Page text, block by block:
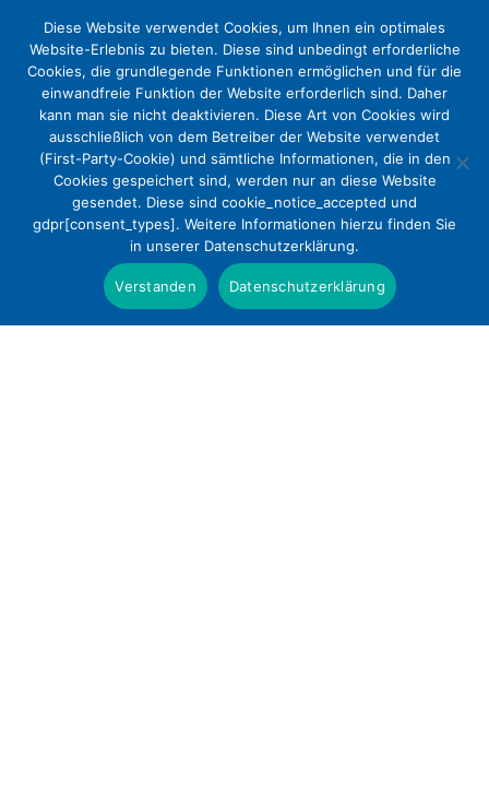
Welt-Frühgeborenen-Tag –
Versorgung von Frühchen sichern
Presse
Diese Website verwendet Cookies, um Ihnen ein optimales
Website-Erlebnis zu bieten. Diese sind unbedingt erforderliche
Cookies, die grundlegende Funktionen ermöglichen und für die
einwandfreie Funktion der Website erforderlich sind. Daher
kann man sie nicht deaktivieren. Diese Art von Cookies wird
ausschließlich von dem Betreiber der Website verwendet
(First-Party-Cookie) und sämtliche Informationen, die in den
Cookies gespeichert sind, werden nur an diese Website
gesendet. Diese sind cookie_notice_accepted und
gdpr[consent_types]. Weitere Informationen hierzu finden Sie
in unserer Datenschutzerklärung.
Verstanden Datenschutzerklärung